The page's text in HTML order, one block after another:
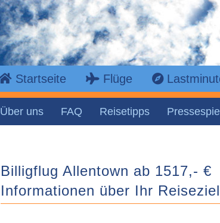
Startseite Flüge
Über uns FAQ Reisetipps
Billigflug Allentown ab 1517,- €
Informationen über Ihr Reiseziel